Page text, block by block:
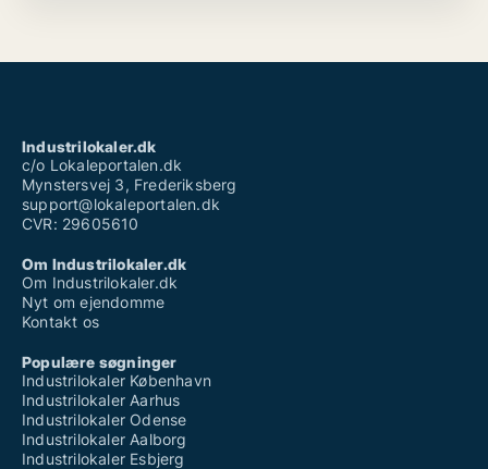
Industrilokaler.dk
c/o Lokaleportalen.dk
Mynstersvej 3, Frederiksberg
support@lokaleportalen.dk
CVR: 29605610
Om Industrilokaler.dk
Om Industrilokaler.dk
Nyt om ejendomme
Kontakt os
Populære søgninger
Industrilokaler København
Industrilokaler Aarhus
Industrilokaler Odense
Industrilokaler Aalborg
Industrilokaler Esbjerg